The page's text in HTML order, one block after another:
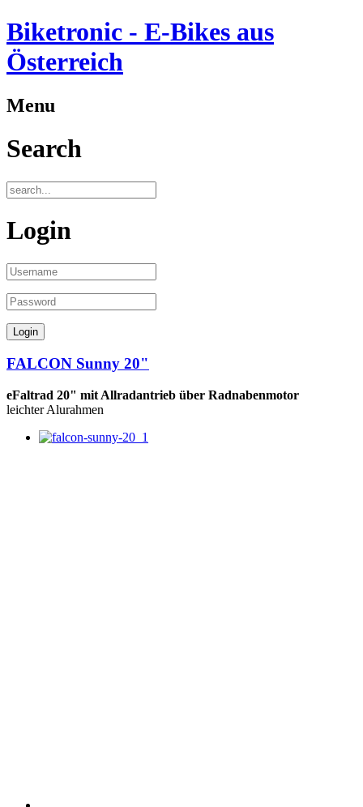
Biketronic - E-Bikes aus
Österreich
Menu
Search
Login
FALCON Sunny 20"
eFaltrad 20" mit Allradantrieb über Radnabenmotor
leichter Alurahmen